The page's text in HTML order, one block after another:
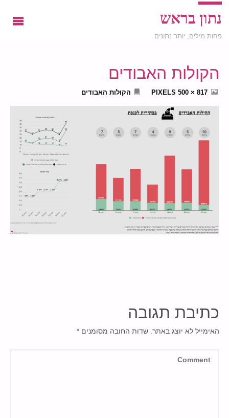
נתון בראש
פחות מילים, יותר נתונים
הקולות האבודים
FULL
817 × 500
PIXELS הקולות האבודים
כתיבת תגובה
האימייל לא יוצג באתר. שדות החובה מסומנים *